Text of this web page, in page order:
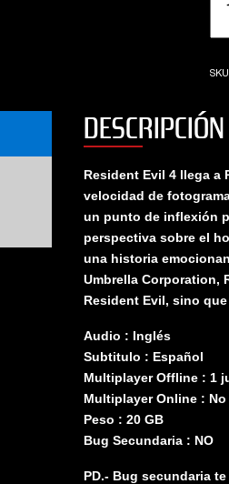
4
DESCRIPCIÓN
Resident Evil 4 llega a
velocidad de
un punto de inflexión
perspectiva sobre el
una historia
Umbrella Corporation,
Resident Evil, sino
Audio : Inglés
Subtitulo : Español
Multiplayer Offline : 1
Multiplayer Online :
Peso : 20 GB
Bug Secundaria : NO
PD.- Bug secundaria